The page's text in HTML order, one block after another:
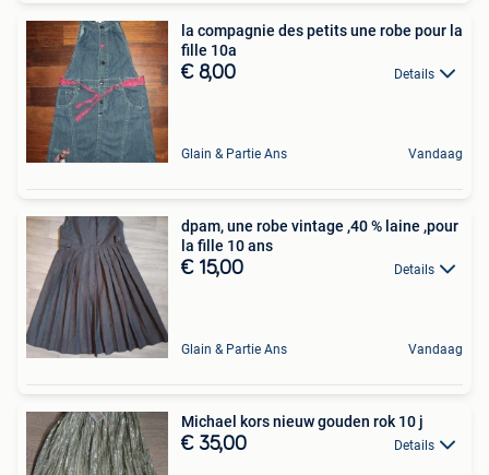
la compagnie des petits une robe pour la
fille 10a
€ 8,00 Details
Glain & Partie Ans Vandaag
dpam, une robe vintage ,40 % laine ,pour
la fille 10 ans
€ 15,00 Details
Glain & Partie Ans Vandaag
Michael kors nieuw gouden rok 10 j
€ 35,00 Details